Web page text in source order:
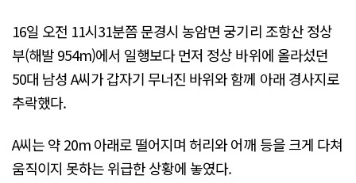
16일 오전 11시31분쯤 문경시 농암면 궁기리 조항산 정상
부(해발 954m)에서 일행보다 먼저 정상 바위에 올라섰던
50대 남성 A씨가 갑자기 무너진 바위와 함께 아래 경사지로
추락했다.
A씨는 약 20m 아래로 떨어지며 허리와 어깨 등을 크게 다쳐
움직이지 못하는 위급한 상황에 놓였다.